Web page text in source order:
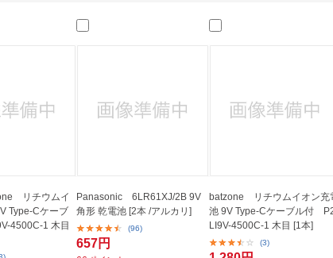
リチウムイ
Type-Cケーブ
4500C-1 木目
Panasonic 6LR61XJ/2B 9V
角形 乾電池 [2本 /アルカリ]
(96)
657円
batzone リチウムイオン充
池 9V Type-Cケーブル付
LI9V-4500C-1 木目 [1本]
(3)